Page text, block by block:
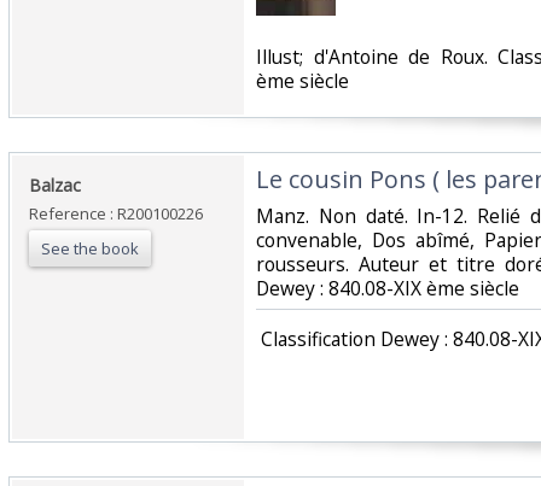
‎Illust; d'Antoine de Roux.
ème siècle‎
‎Balzac‎
Reference : R200100226
See the book
‎Le cousin Pons ( les
‎Manz. Non daté. In-12. Relié
convenable, Dos abîmé,
rousseurs. Auteur et titre
Dewey : 840.08-XIX ème siècle‎
Classification Dewey : 840.08-